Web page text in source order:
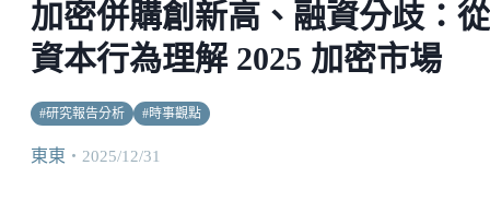
加密併購創新高、融資分歧：從
資本行為理解 2025 加密市場
#研究報告分析 #時事觀點
東東 ・ 2025/12/31